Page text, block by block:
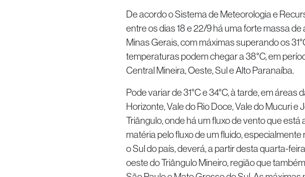
De acordo o Sistema de Meteorologia e
entre os dias 18 e 22/9 há uma forte massa
Minas Gerais, com máximas superando os
temperaturas podem chegar a 38°C, em
Central Mineira, Oeste, Sul e Alto Paranaíba.
Pode variar de 31°C e 34°C, à tarde, em
Horizonte, Vale do Rio Doce, Vale do Mucuri
Triângulo, onde há um fluxo de vento que
matéria pelo fluxo de um fluido,
o Sul do país, deverá, a partir desta quarta-
oeste do Triângulo Mineiro, região que